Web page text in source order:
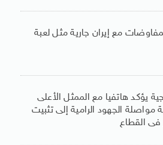
مع إيران جارية مثل لعبة
يؤكد هاتفيا مع الممثل الأعلى
مواصلة الجهود الرامية إلى تثبيت
فى القطاع